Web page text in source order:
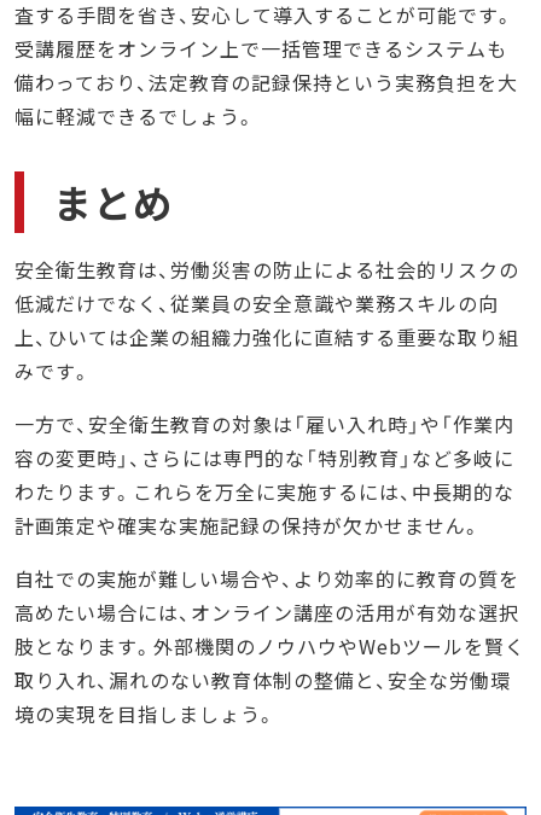
査する手間を省き、安心して導入することが可能です。
受講履歴をオンライン上で一括管理できるシステムも
備わっており、法定教育の記録保持という実務負担を大
幅に軽減できるでしょう。
まとめ
安全衛生教育は、労働災害の防止による社会的リスクの
低減だけでなく、従業員の安全意識や業務スキルの向
上、ひいては企業の組織力強化に直結する重要な取り組
みです。
一方で、安全衛生教育の対象は「雇い入れ時」や「作業内
容の変更時」、さらには専門的な「特別教育」など多岐に
わたります。これらを万全に実施するには、中長期的な
計画策定や確実な実施記録の保持が欠かせません。
自社での実施が難しい場合や、より効率的に教育の質を
高めたい場合には、オンライン講座の活用が有効な選択
肢となります。外部機関のノウハウやWebツールを賢く
取り入れ、漏れのない教育体制の整備と、安全な労働環
境の実現を目指しましょう。